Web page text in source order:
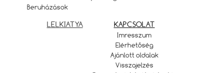
Beruházások
LELKIATYA KAPCSOLAT
Imresszum
Elérhetőség
Ajánlott oldalak
Visszajelzés